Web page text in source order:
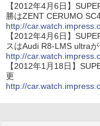
【2012年4月6日】
勝はZENT CERUMO
http://
【2012年4月6日】
スはAudi R8-LMS ultra
http://
【2012年1月18日】
更
http://